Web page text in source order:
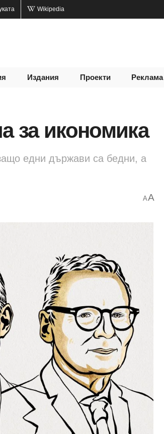
Wikipedia
Издания Проекти Реклама
за икономика
едни държави са бедни, а
AA